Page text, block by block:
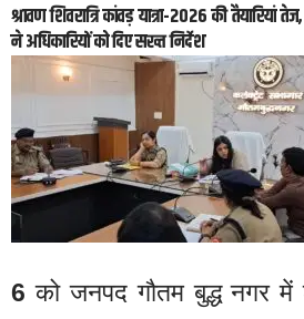
श्रावण शिवरात्रि कांवड़ यात्रा-2026 की
ने अधिकारियों को दिए सख्त निर्देश
6 को जनपद गौतम बुद्ध नगर में